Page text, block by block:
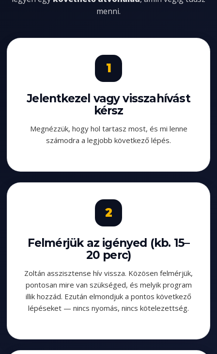
menni.
Jelentkezel vagy visszahívást
kérsz
Megnézzük, hogy hol tartasz most, és mi lenne
számodra a legjobb következő lépés.
Felmérjük az igényed (kb. 15–
20 perc)
Zoltán asszisztense hív vissza. Közösen felmérjük,
pontosan mire van szükséged, és melyik program
illik hozzád. Ezután elmondjuk a pontos következő
lépéseket — nincs nyomás, nincs kötelezettség.